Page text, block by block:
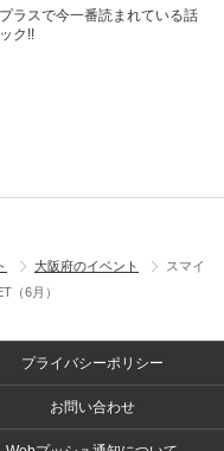
ラスで今一番読まれている話
ク!!
大阪府のイベント
スマイ
（6月）
プライバシーポリシー
お問い合わせ